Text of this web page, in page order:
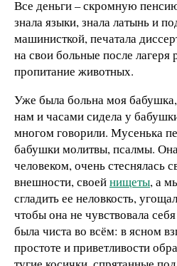
Все деньги – скромную
знала языки, знала латынь и
машинисткой, печатала
на свои больные после лагеря
пропитание животных.
Уже была больна моя
нам и часами сидела у
многом говорили. Мусенька
бабушки молитвы, псалмы.
человеком, очень стеснялась
внешности, своейнищеты, а
сгладить ее неловкость,
чтобы она не чувствовала
была чиста во всём: в ясном
простоте и приветливости